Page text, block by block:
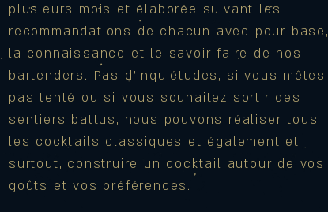
plusieurs mois et élaborée suivant les
recommandations de chacun avec pour base,
la connaissance et le savoir faire de nos
bartenders. Pas d'inquiétudes, si vous n'êtes
pas tenté ou si vous souhaitez sortir des
sentiers battus, nous pouvons réaliser tous
les cocktails classiques et également et
surtout, construire un cocktail autour de vos
goûts et vos préférences.